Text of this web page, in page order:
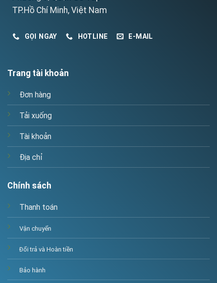
TP.Hồ Chí Minh, Việt Nam
GỌI NGAY HOTLINE E-MAIL
Trang tài khoản
Đơn hàng
Tải xuống
Tài khoản
Địa chỉ
Chính sách
Thanh toán
Vận chuyển
Đổi trả và Hoàn tiền
Bảo hành